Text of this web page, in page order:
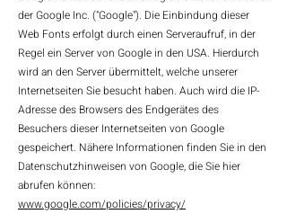
der Google Inc. ("Google"). Die Einbindung dieser
Web Fonts erfolgt durch einen Serveraufruf, in der
Regel ein Server von Google in den USA. Hierdurch
wird an den Server übermittelt, welche unserer
Internetseiten Sie besucht haben. Auch wird die IP-
Adresse des Browsers des Endgerätes des
Besuchers dieser Internetseiten von Google
gespeichert. Nähere Informationen finden Sie in den
Datenschutzhinweisen von Google, die Sie hier
abrufen können:
www.google.com/policies/privacy/